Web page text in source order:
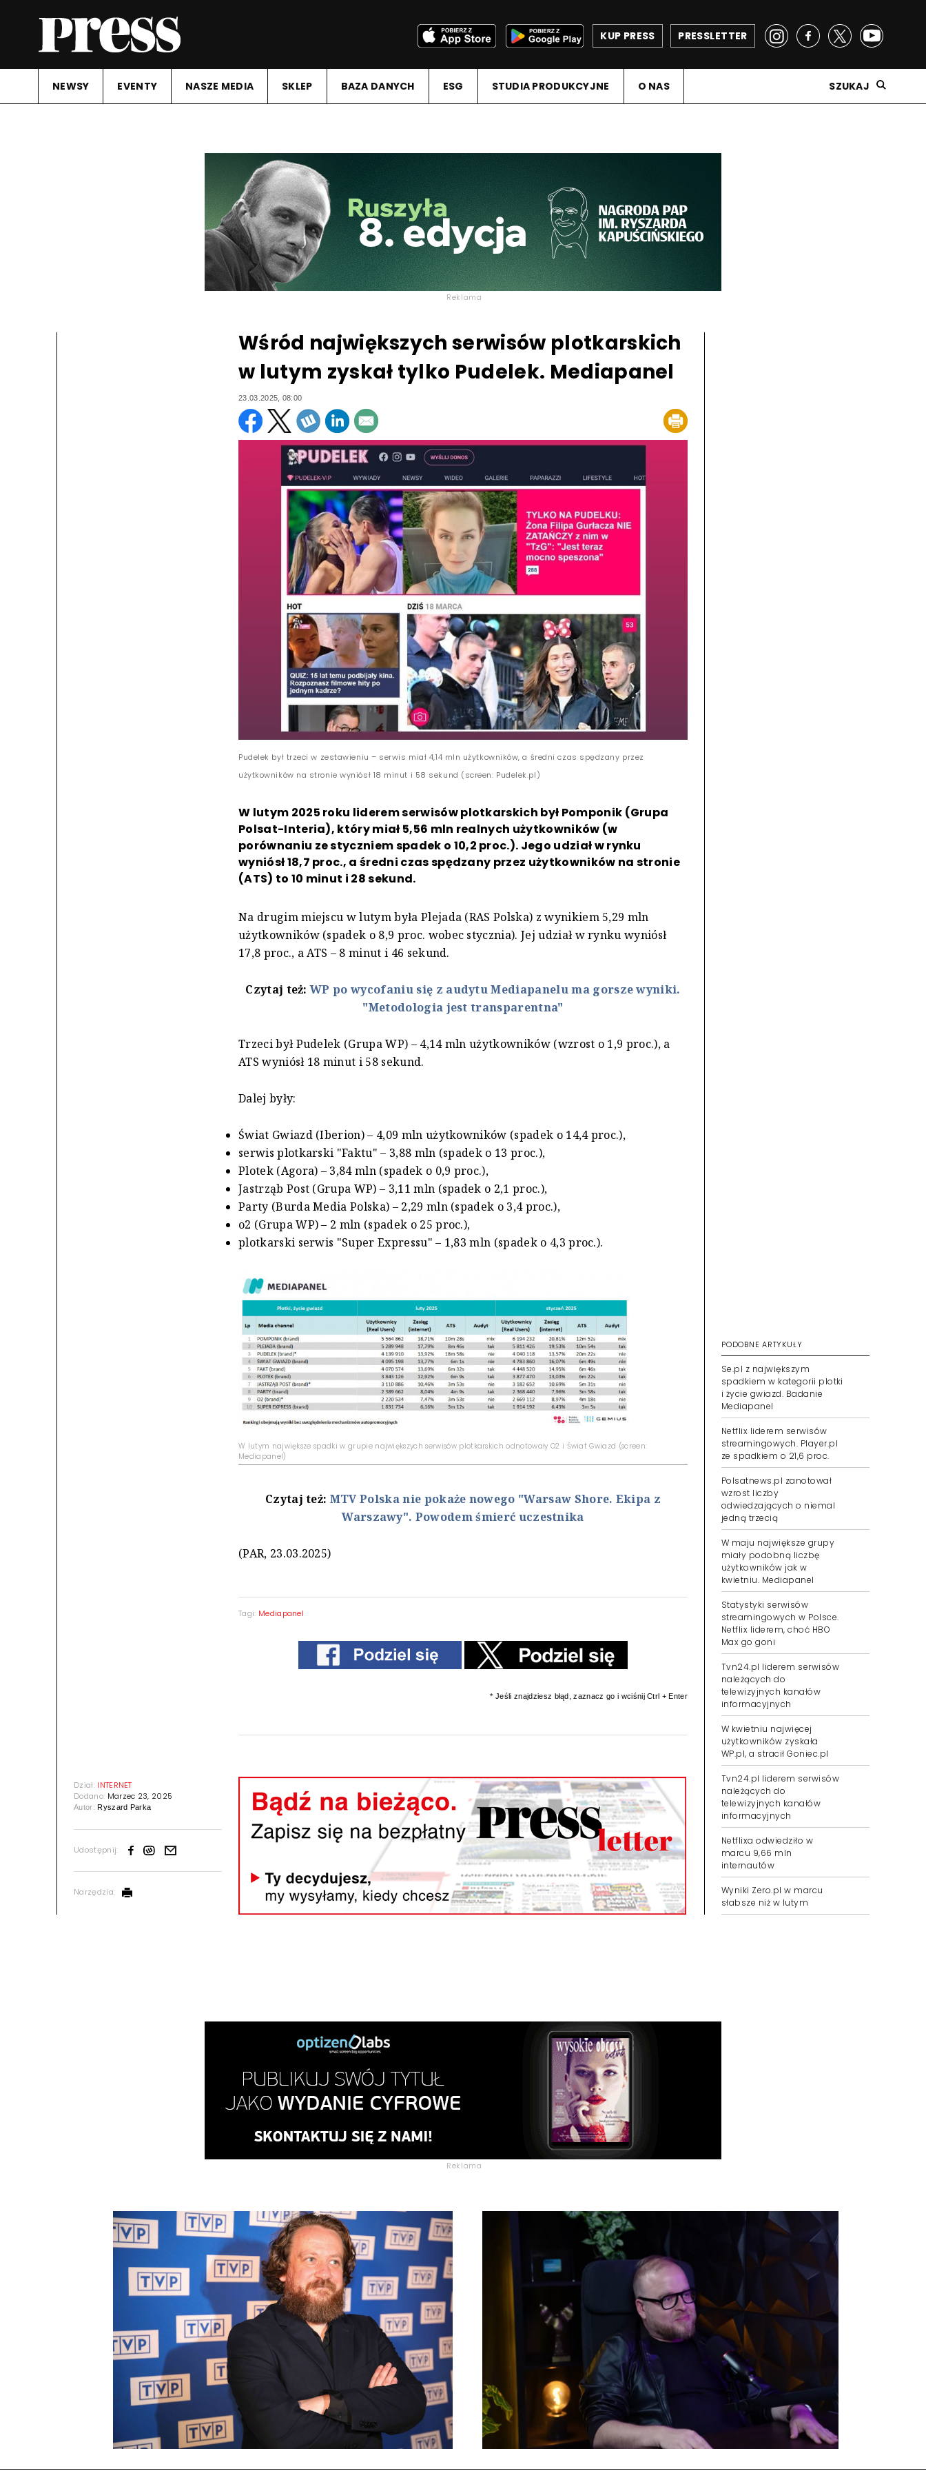
PRESSLETTER
KUP PRESS
NEWSY EVENTY NASZE MEDIA SKLEP BAZA DANYCH ESG STUDIA PRODUKCYJNE O NAS SZUKAJ
Reklama
Dział: INTERNET
Dodano: Marzec 23, 2025
Autor:Ryszard Parka
Udostępnij:
Narzędzia:
Wśród największych serwisów plotkarskich
w lutym zyskał tylko Pudelek. Mediapanel
23.03.2025, 08:00
Pudelek był trzeci w zestawieniu – serwis miał 4,14 mln użytkowników, a średni czas spędzany przez
użytkowników na stronie wyniósł 18 minut i 58 sekund (screen: Pudelek.pl)
W lutym 2025 roku liderem serwisów plotkarskich był Pomponik (Grupa
Polsat-Interia), który miał 5,56 mln realnych użytkowników (w
porównaniu ze styczniem spadek o 10,2 proc.). Jego udział w rynku
wyniósł 18,7 proc., a średni czas spędzany przez użytkowników na stronie
(ATS) to 10 minut i 28 sekund.
Na drugim miejscu w lutym była Plejada (RAS Polska) z wynikiem 5,29 mln
użytkowników (spadek o 8,9 proc. wobec stycznia). Jej udział w rynku wyniósł
17,8 proc., a ATS – 8 minut i 46 sekund.
Czytaj też:WP po wycofaniu się z audytu Mediapanelu ma gorsze wyniki.
"Metodologia jest transparentna"
Trzeci był Pudelek (Grupa WP) – 4,14 mln użytkowników (wzrost o 1,9 proc.), a
ATS wyniósł 18 minut i 58 sekund.
Dalej były:
Świat Gwiazd (Iberion) – 4,09 mln użytkowników (spadek o 14,4 proc.),
serwis plotkarski "Faktu" – 3,88 mln (spadek o 13 proc.),
Plotek (Agora) – 3,84 mln (spadek o 0,9 proc.),
Jastrząb Post (Grupa WP) – 3,11 mln (spadek o 2,1 proc.),
Party (Burda Media Polska) – 2,29 mln (spadek o 3,4 proc.),
o2 (Grupa WP) – 2 mln (spadek o 25 proc.),
plotkarski serwis "Super Expressu" – 1,83 mln (spadek o 4,3 proc.).
W lutym największe spadki w grupie największych serwisów plotkarskich odnotowały O2 i Świat Gwiazd (screen:
Mediapanel)
Czytaj też: MTV Polska nie pokaże nowego "Warsaw Shore. Ekipa z
Warszawy". Powodem śmierć uczestnika
(PAR, 23.03.2025)
Tagi: Mediapanel
* Jeśli znajdziesz błąd, zaznacz go i wciśnij Ctrl + Enter
PODOBNE ARTYKUŁY
Se.pl z największym
spadkiem w kategorii plotki
i życie gwiazd. Badanie
Mediapanel
Netflix liderem serwisów
streamingowych. Player.pl
ze spadkiem o 21,6 proc.
Polsatnews.pl zanotował
wzrost liczby
odwiedzających o niemal
jedną trzecią
W maju największe grupy
miały podobną liczbę
użytkowników jak w
kwietniu. Mediapanel
Statystyki serwisów
streamingowych w Polsce.
Netflix liderem, choć HBO
Max go goni
Tvn24.pl liderem serwisów
należących do
telewizyjnych kanałów
informacyjnych
W kwietniu najwięcej
użytkowników zyskała
WP.pl, a stracił Goniec.pl
Tvn24.pl liderem serwisów
należących do
telewizyjnych kanałów
informacyjnych
Netflixa odwiedziło w
marcu 9,66 mln
internautów
Wyniki Zero.pl w marcu
słabsze niż w lutym
Reklama